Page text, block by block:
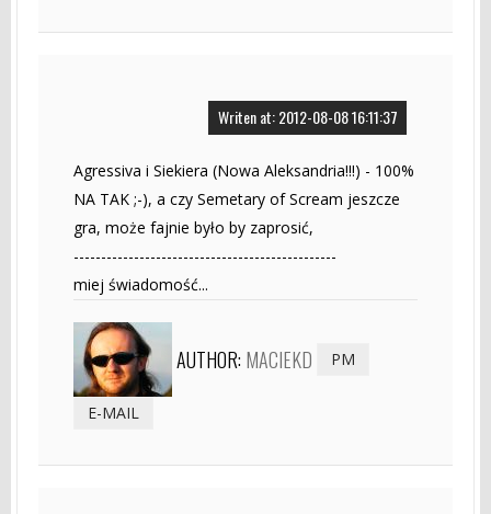
Writen at: 2012-08-08 16:11:37
Agressiva i Siekiera (Nowa Aleksandria!!!) - 100%
NA TAK ;-), a czy Semetary of Scream jeszcze
gra, może fajnie było by zaprosić,
------------------------------------------------
miej świadomość...
AUTHOR: MACIEKD PM
E-MAIL